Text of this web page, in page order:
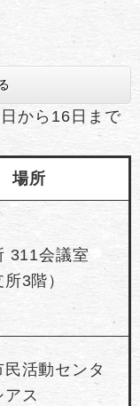
から16日まで
場所
311会議室
所3階）
活動センタ
ス